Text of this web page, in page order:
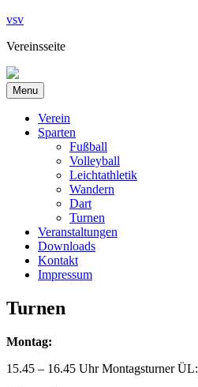
Skip
content
vsv
Vereinsseite
Menu
Verein
Sparten
Fußball
Volleyball
Leichtathletik
Wandern
Dart
Turnen
Veranstaltungen
Downloads
Kontakt
Impressum
Turnen
Montag:
15.45 – 16.45 Uhr Montagsturner ÜL: